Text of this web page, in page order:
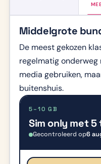
Middelgrote
De meest gekozen
regelmatig onderweg
media gebruiken,
buitenshuis.
5–10 GB
Sim only met 5
Gecontroleerd op6
Sim only met 5 tot 10
# AANBIEDER